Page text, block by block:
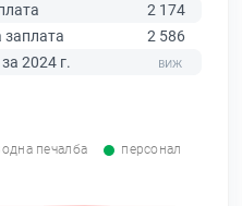
2 174
заплата
2 586
2024 г.
печалба персонал